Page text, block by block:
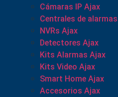
Cámaras IP Ajax
Centrales de
NVRs Ajax
Detectores Ajax
Kits Alarmas Ajax
Kits Video Ajax
Smart Home Ajax
Accesorios Ajax